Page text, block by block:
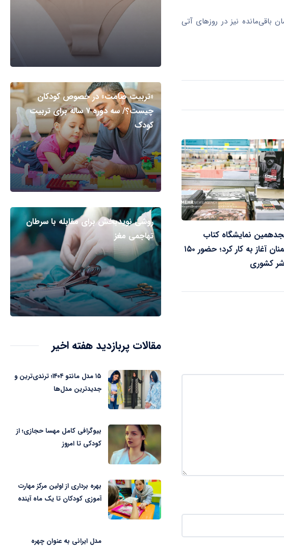
افزود: جمع مطالبات کشاورزان استان ۵۶۰ میلیارد تومان بود که ۲۴ میلیارد تومان باقی‌مانده نیز در روزهای آتی
نمایشگاه کتاب
سمنان آغاز به کار کرد؛ حضور ۱۵۰
کشوری
«تربیت صامت» در خصوص کودکان
چیست؟/ سه دوره ۷ ساله برای تربیت
کودک
روشی نویدبخش برای مقابله با سرطان
تهاجمی مغز
مقالات پربازدید هفته اخیر
۱۵ مدل مانتو ۱۴۰۴؛ ترندی‌ترین و
جدیدترین مدل‌ها
بیوگرافی کامل مهسا حجازی؛ از
کودکی تا امروز
بهره برداری از اولین مرکز مهارت
آموزی کودکان تا یک ماه آینده
مدل ایرانی به عنوان چهره